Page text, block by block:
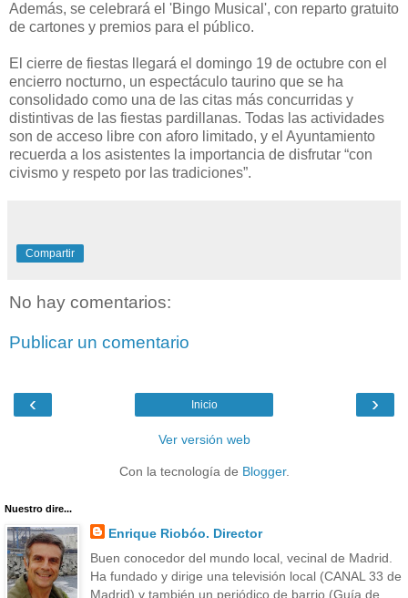
Además, se celebrará el 'Bingo Musical', con reparto gratuito
de cartones y premios para el público.
El cierre de fiestas llegará el domingo 19 de octubre con el
encierro nocturno, un espectáculo taurino que se ha
consolidado como una de las citas más concurridas y
distintivas de las fiestas pardillanas. Todas las actividades
son de acceso libre con aforo limitado, y el Ayuntamiento
recuerda a los asistentes la importancia de disfrutar “con
civismo y respeto por las tradiciones”.
Compartir
No hay comentarios:
Publicar un comentario
‹ ›
Inicio
Ver versión web
Con la tecnología de Blogger.
Nuestro dire...
Enrique Riobóo. Director
Buen conocedor del mundo local, vecinal de Madrid.
Ha fundado y dirige una televisión local (CANAL 33 de
Madrid) y también un periódico de barrio (Guía de